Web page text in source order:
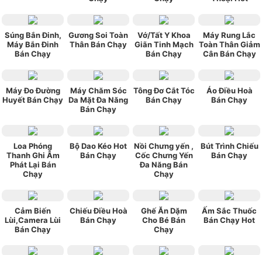
Súng Bắn Đinh,
Máy Bắn Đinh
Bán Chạy
Gương Soi Toàn
Thân Bán Chạy
Vớ/Tất Y Khoa
Giãn Tinh Mạch
Bán Chạy
Máy Rung Lắc
Toàn Thân Giảm
Cân Bán Chạy
Máy Đo Đường
Huyết Bán Chạy
Máy Chăm Sóc
Da Mặt Đa Năng
Bán Chạy
Tông Đơ Cắt Tóc
Bán Chạy
Áo Điều Hoà
Bán Chạy
Loa Phóng
Thanh Ghi Âm
Phát Lại Bán
Chạy
Bộ Dao Kéo Hot
Bán Chạy
Nồi Chưng yến ,
Cốc Chưng Yến
Đa Năng Bán
Chạy
Bút Trình Chiếu
Bán Chạy
Cảm Biến
Lùi,Camera Lùi
Bán Chạy
Chiếu Điều Hoà
Bán Chạy
Ghế Ăn Dặm
Cho Bé Bán
Chạy
Ấm Sắc Thuốc
Bán Chạy Hot